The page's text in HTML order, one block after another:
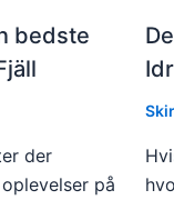
bedste
der
på